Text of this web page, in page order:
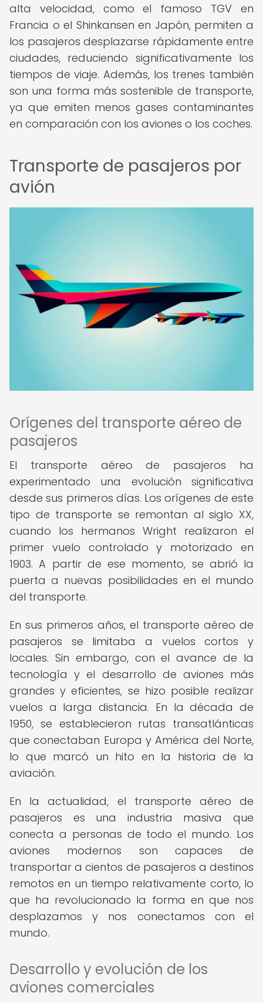
alta velocidad, como el famoso TGV en
Francia o el Shinkansen en Japón, permiten a
los pasajeros desplazarse rápidamente entre
ciudades, reduciendo significativamente los
tiempos de viaje. Además, los trenes también
son una forma más sostenible de transporte,
ya que emiten menos gases contaminantes
en comparación con los aviones o los coches.
Transporte de pasajeros por
avión
Orígenes del transporte aéreo de
pasajeros
El transporte aéreo de pasajeros ha
experimentado una evolución significativa
desde sus primeros días. Los orígenes de este
tipo de transporte se remontan al siglo XX,
cuando los hermanos Wright realizaron el
primer vuelo controlado y motorizado en
1903. A partir de ese momento, se abrió la
puerta a nuevas posibilidades en el mundo
del transporte.
En sus primeros años, el transporte aéreo de
pasajeros se limitaba a vuelos cortos y
locales. Sin embargo, con el avance de la
tecnología y el desarrollo de aviones más
grandes y eficientes, se hizo posible realizar
vuelos a larga distancia. En la década de
1950, se establecieron rutas transatlánticas
que conectaban Europa y América del Norte,
lo que marcó un hito en la historia de la
aviación.
En la actualidad, el transporte aéreo de
pasajeros es una industria masiva que
conecta a personas de todo el mundo. Los
aviones modernos son capaces de
transportar a cientos de pasajeros a destinos
remotos en un tiempo relativamente corto, lo
que ha revolucionado la forma en que nos
desplazamos y nos conectamos con el
mundo.
Desarrollo y evolución de los
aviones comerciales